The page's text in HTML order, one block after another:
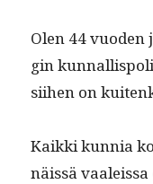
Olen 44
gin
siihen on
Kaik­ki kun­nia
näis­sä